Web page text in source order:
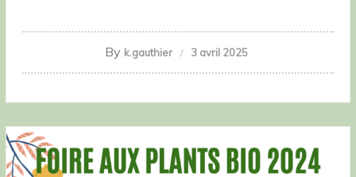
By k.gauthier 3 avril 2025